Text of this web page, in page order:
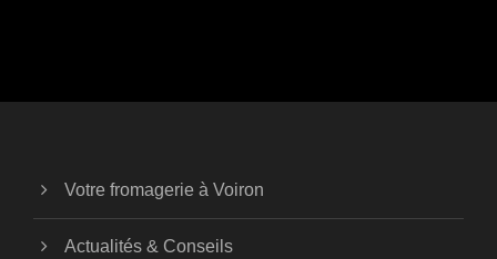
Votre fromagerie à Voiron
Actualités & Conseils